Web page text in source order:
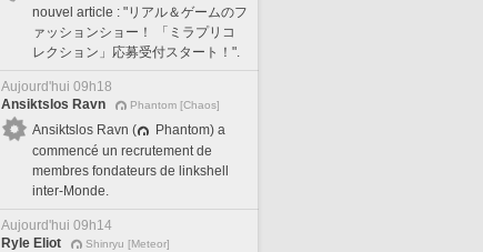
nouvel article : "リアル＆ゲームのフ
ァッションショー！ 「ミラプリコ
レクション」応募受付スタート！".
Aujourd'hui 09h18
Ansiktslos Ravn
Phantom [Chaos]
Ansiktslos Ravn (
Phantom) a
commencé un recrutement de
membres fondateurs de linkshell
inter-Monde.
Aujourd'hui 09h14
Ryle Eliot
Shinryu [Meteor]